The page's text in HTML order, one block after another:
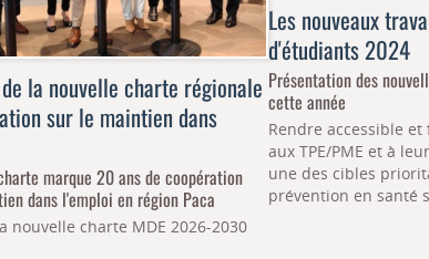
la nouvelle charte régionale
sur le maintien dans
marque 20 ans de coopération
dans l'emploi en région Paca
nouvelle charte MDE 2026-2030
Les nouveaux
d'étudiants 2024
Présentation des
cette année
Rendre accessible
aux TPE/PME et à
une des cibles
prévention en santé